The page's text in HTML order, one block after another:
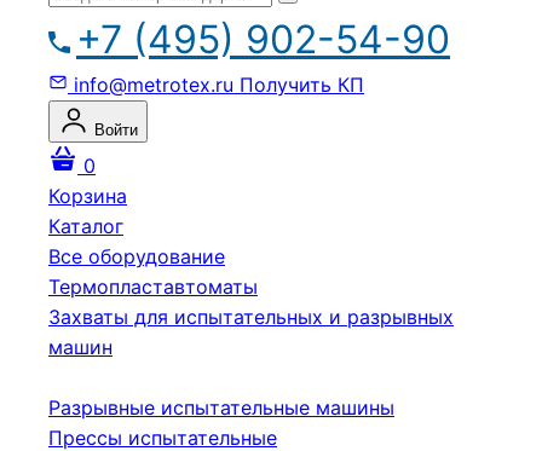
+7 (495) 902-54-90
info@metrotex.ru Получить КП
Войти
0
Корзина
Каталог
Все оборудование
Термопластавтоматы
Захваты для испытательных и разрывных
машин
Разрывные испытательные машины
Прессы испытательные